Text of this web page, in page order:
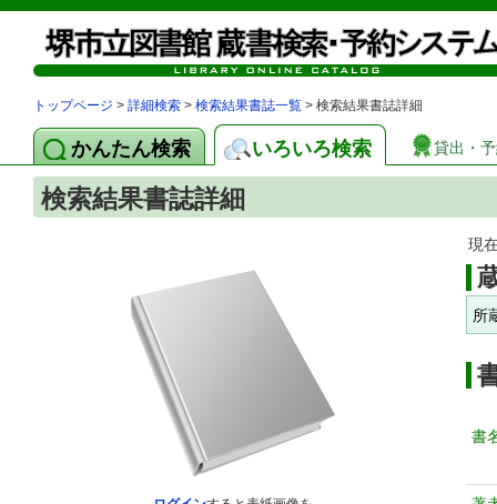
トップページ > 詳細検索 > 検索結果書誌一覧 > 検索結果書誌詳細
かんたん検索 いろいろ検索 貸出・
検索結果書誌詳細
現
所
書